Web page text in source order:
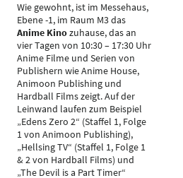
Wie gewohnt, ist im Messehaus,
Ebene -1, im Raum M3 das
Anime Kinozuhause, das an
vier Tagen von 10:30 – 17:30 Uhr
Anime Filme und Serien von
Publishern wie Anime House,
Animoon Publishing und
Hardball Films zeigt. Auf der
Leinwand laufen zum Beispiel
„Edens Zero 2“ (Staffel 1, Folge
1 von Animoon Publishing),
„Hellsing TV“ (Staffel 1, Folge 1
& 2 von Hardball Films) und
„The Devil is a Part Timer“